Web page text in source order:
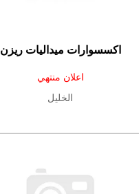
اكسسوارات ميداليات ريزن
اعلان منتهي
الخليل